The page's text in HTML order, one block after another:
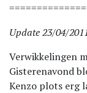
Update 23/04/
Verwikkelingen
Gisterenavond
Kenzo plots erg